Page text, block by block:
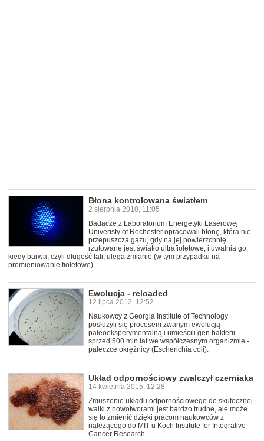
Błona kontrolowana światłem
2 sierpnia 2010, 11:05
Badacze z Laboratorium Energetyki Laserowej
Univeristy of Rochester opracowali błonę, która nie
przepuszcza gazu, gdy na jej powierzchnię
rzutowane jest światło ultrafioletowe, i uwalnia go,
kiedy barwa, czyli długość fali, ulega zmianie (w tym przypadku na
promieniowanie fioletowe).
Ewolucja - reloaded
12 lipca 2012, 12:52
Naukowcy z Georgia Institute of Technology
posłużyli się procesem zwanym ewolucją
paleoeksperymentalną i umieścili gen bakterii
sprzed 500 mln lat we współczesnym organizmie -
pałeczce okrężnicy (Escherichia coli).
Układ odpornościowy zwalczył czerniaka
14 kwietnia 2015, 12:28
Zmuszenie układu odpornościowego do skutecznej
walki z nowotworami jest bardzo trudne, ale może
się to zmienić dzięki pracom naukowców z
należącego do MIT-u Koch Institute for Integrative
Cancer Research.